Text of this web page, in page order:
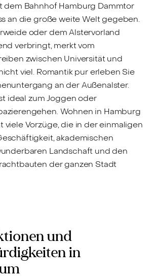
dem Bahnhof Hamburg Dammtor
an die große weite Welt gegeben.
oder dem Alstervorland
verbringt, merkt vom
zwischen Universität und
viel. Romantik pur erleben Sie
an der Außenalster.
ideal zum Joggen oder
Wohnen in Hamburg
viele Vorzüge, die in der einmaligen
akademischen
Landschaft und den
der ganzen Stadt
und
in